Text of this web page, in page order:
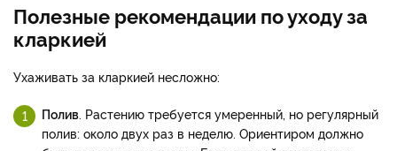
Полезные рекомендации по уходу за
клaркией
Ухаживать за кларкией несложно:
Полив . Растению требуется умеренный, но регулярный
полив: около двух раз в неделю. Ориентиром должно